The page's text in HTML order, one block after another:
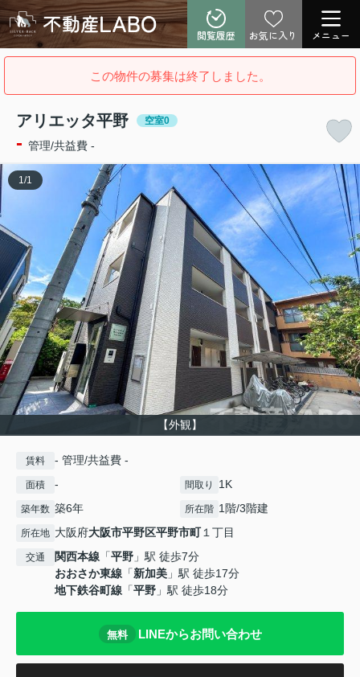
閲覧履歴 お気に入り メニュー
この物件の募集は終了しました。
アリエッタ平野 空室0
- 管理/共益費 -
【外観】
1 /1
賃料 - 管理/共益費 -
面積 - 間取り 1K
築年数 築6年 所在階 1階/3階建
所在地 大阪府大阪市平野区平野市町１丁目
交通 関西本線 「平野 」駅 徒歩7分
おおさか東線 「新加美 」駅 徒歩17分
地下鉄谷町線 「平野 」駅 徒歩18分
無料 LINEからお問い合わせ